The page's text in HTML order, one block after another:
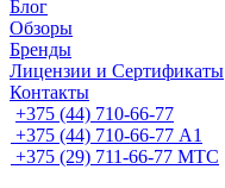
Блог
Обзоры
Бренды
Лицензии и Сертификаты
Контакты
+375 (44) 710-66-77
+375 (44) 710-66-77 А1
+375 (29) 711-66-77 МТС